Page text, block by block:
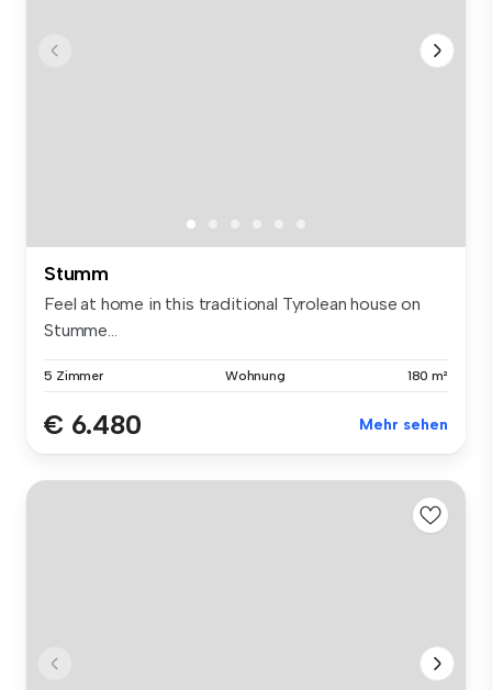
Stumm
Feel at home in this traditional Tyrolean house on
Stumme...
5 Zimmer Wohnung 180 m²
€ 6.480 Mehr sehen